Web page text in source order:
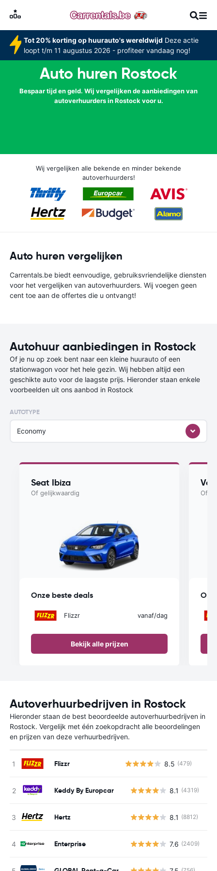
Tot 20% korting op huurauto's wereldwijd Deze actie
loopt t/m 11 augustus 2026 - profiteer vandaag nog!
Auto huren Rostock
Bespaar tijd en geld. Wij vergelijken de aanbiedingen van
autoverhuurders in Rostock voor u.
Wij vergelijken alle bekende en minder bekende
autoverhuurders!
Auto huren vergelijken
Carrentals.be biedt eenvoudige, gebruiksvriendelijke diensten
voor het vergelijken van autoverhuurders. Wij voegen geen
cent toe aan de offertes die u ontvangt!
Autohuur aanbiedingen in Rostock
Of je nu op zoek bent naar een kleine huurauto of een
stationwagon voor het hele gezin. Wij hebben altijd een
geschikte auto voor de laagste prijs. Hieronder staan enkele
voorbeelden uit ons aanbod in Rostock
AUTOTYPE
Economy
Seat Ibiza
Of gelijkwaardig
Onze beste deals
Flizzr vanaf/dag
Bekijk alle prijzen
Of
Autoverhuurbedrijven in Rostock
Hieronder staan de best beoordeelde autoverhuurbedrijven in
Rostock. Vergelijk met één zoekopdracht alle beoordelingen
en prijzen van deze verhuurbedrijven.
Flizzr 8.5 (479)
Keddy By Europcar 8.1 (4319)
Hertz 8.1 (8812)
Enterprise 7.6 (2409)